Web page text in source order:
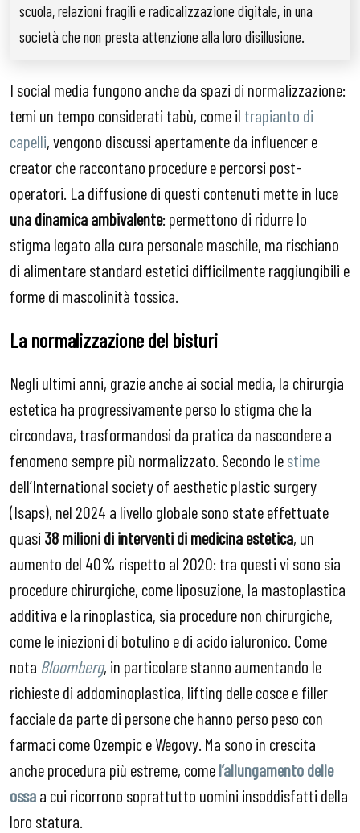
scuola, relazioni fragili e radicalizzazione digitale, in una
società che non presta attenzione alla loro disillusione.
I social media fungono anche da spazi di normalizzazione:
temi un tempo considerati tabù, come il trapianto di
capelli, vengono discussi apertamente da influencer e
creator che raccontano procedure e percorsi post-
operatori. La diffusione di questi contenuti mette in luce
una dinamica ambivalente: permettono di ridurre lo
stigma legato alla cura personale maschile, ma rischiano
di alimentare standard estetici difficilmente raggiungibili e
forme di mascolinità tossica.
La normalizzazione del bisturi
Negli ultimi anni, grazie anche ai social media, la chirurgia
estetica ha progressivamente perso lo stigma che la
circondava, trasformandosi da pratica da nascondere a
fenomeno sempre più normalizzato. Secondo lestime
dell’International society of aesthetic plastic surgery
(Isaps), nel 2024 a livello globale sono state effettuate
quasi 38 milioni di interventi di medicina estetica, un
aumento del 40% rispetto al 2020: tra questi vi sono sia
procedure chirurgiche, come liposuzione, la mastoplastica
additiva e la rinoplastica, sia procedure non chirurgiche,
come le iniezioni di botulino e di acido ialuronico. Come
nota Bloomberg, in particolare stanno aumentando le
richieste di addominoplastica, lifting delle cosce e filler
facciale da parte di persone che hanno perso peso con
farmaci come Ozempic e Wegovy. Ma sono in crescita
anche procedura più estreme, comel’allungamento delle
ossaa cui ricorrono soprattutto uomini insoddisfatti della
loro statura.